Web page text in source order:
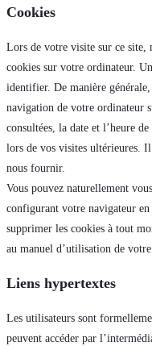
Cookies
Lors de votre visite sur ce site,
cookies sur votre ordinateur.
identifier. De manière
navigation de votre ordinateur
consultées, la date et l’heure
lors de vos visites ultérieures.
nous fournir.
Vous pouvez naturellement
configurant votre navigateur en
supprimer les cookies à tout
au manuel d’utilisation de
Liens hypertextes
Les utilisateurs sont
peuvent accéder par